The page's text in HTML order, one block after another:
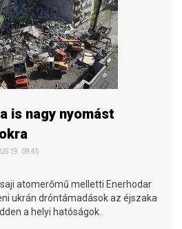
is nagy nyomást
19. 09:45
atomerőmű melletti Enerhodar
ukrán dróntámadások az éjszaka
a helyi hatóságok.